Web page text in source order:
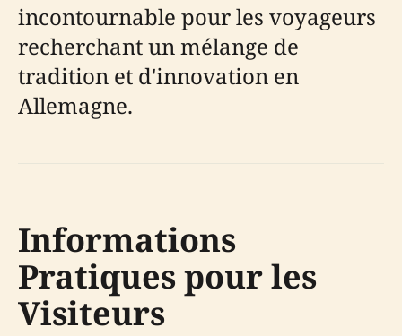
incontournable pour les voyageurs
recherchant un mélange de
tradition et d'innovation en
Allemagne.
Informations
Pratiques pour les
Visiteurs